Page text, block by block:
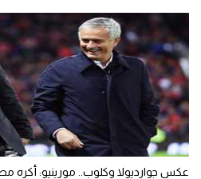
عكس جوارديولا وكلوب.. مورينيو: أكره